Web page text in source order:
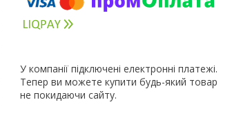
У компанії підключені електронні платежі.
Тепер ви можете купити будь-який товар
не покидаючи сайту.